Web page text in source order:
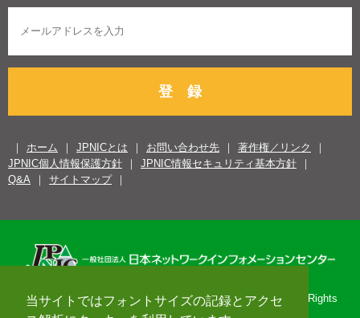
当サイトではフォントサイズの記録とアクセ
登 録
ホーム JPNICとは お問い合わせ先
著作権／リンク
JPNIC個人情報保護方針
JPNIC情報セキュリティ基本方針
Q&A
サイトマップ
Copyright© 1996-2026 Japan Network Information Center. All Rights
Reserved.